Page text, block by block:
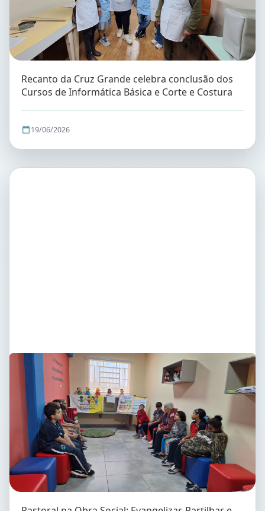
Recanto da Cruz Grande celebra conclusão dos
Cursos de Informática Básica e Corte e Costura
19/06/2026